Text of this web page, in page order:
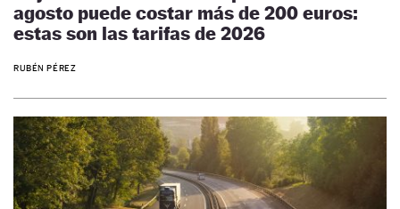
agosto puede costar más de 200 euros:
estas son las tarifas de 2026
RUBÉN PÉREZ